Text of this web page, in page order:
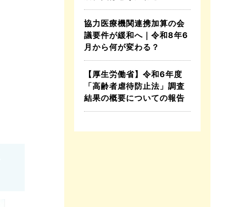
協力医療機関連携加算の会
議要件が緩和へ｜令和8年6
月から何が変わる？
【厚生労働省】令和6年度
「高齢者虐待防止法」調査
結果の概要についての報告